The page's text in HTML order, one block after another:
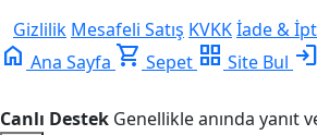
Gizlilik Mesafeli Satış KVKKİade &
home Ana Sayfa shopping_cart Sepet grid_view Site Bul login
Canlı Destek Genellikle anında yanıt